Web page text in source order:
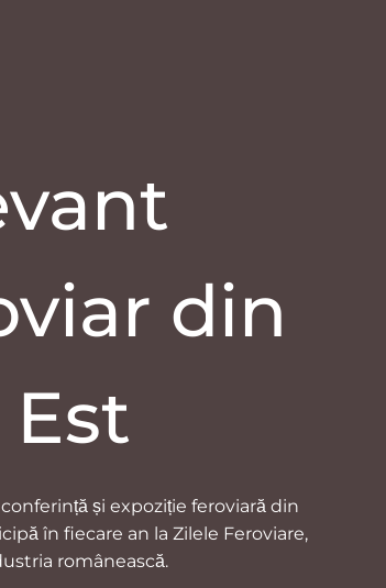
din
și expoziție feroviară din
în fiecare an la Zilele Feroviare,
românească.